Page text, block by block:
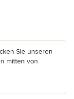
Sie unseren
mitten von